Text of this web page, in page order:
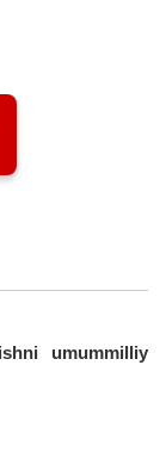
umummilliy